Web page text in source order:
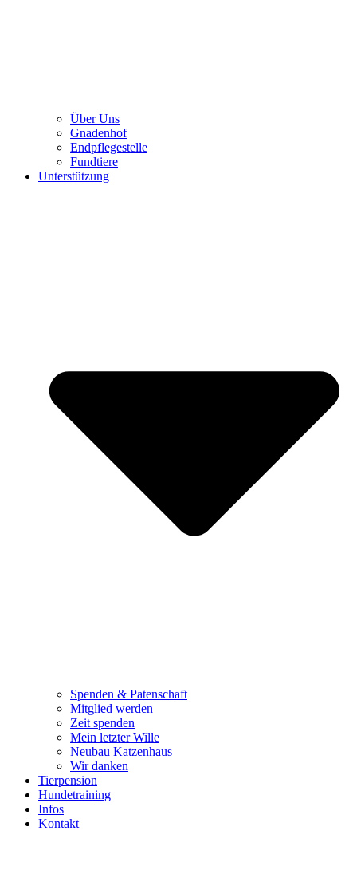
Über Uns
Gnadenhof
Endpflegestelle
Fundtiere
Unterstützung
Spenden & Patenschaft
Mitglied werden
Zeit spenden
Mein letzter Wille
Neubau Katzenhaus
Wir danken
Tierpension
Hundetraining
Infos
Kontakt